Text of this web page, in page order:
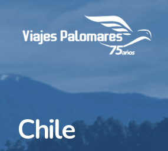
Chile